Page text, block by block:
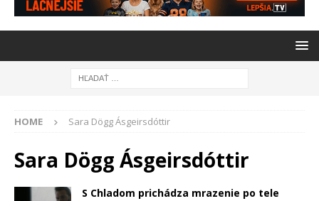
HOME Sara Dögg Ásgeirsdóttir
Sara Dögg Ásgeirsdóttir
S Chladom prichádza mrazenie po tele